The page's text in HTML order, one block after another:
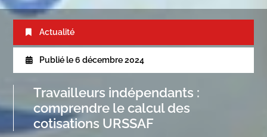
Actualité
Publié le 6 décembre 2024
Travailleurs indépendants :
comprendre le calcul des
cotisations URSSAF